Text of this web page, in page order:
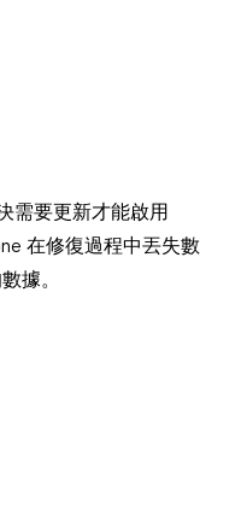
需要更新才能啟用
在修復過程中丟失數
據。